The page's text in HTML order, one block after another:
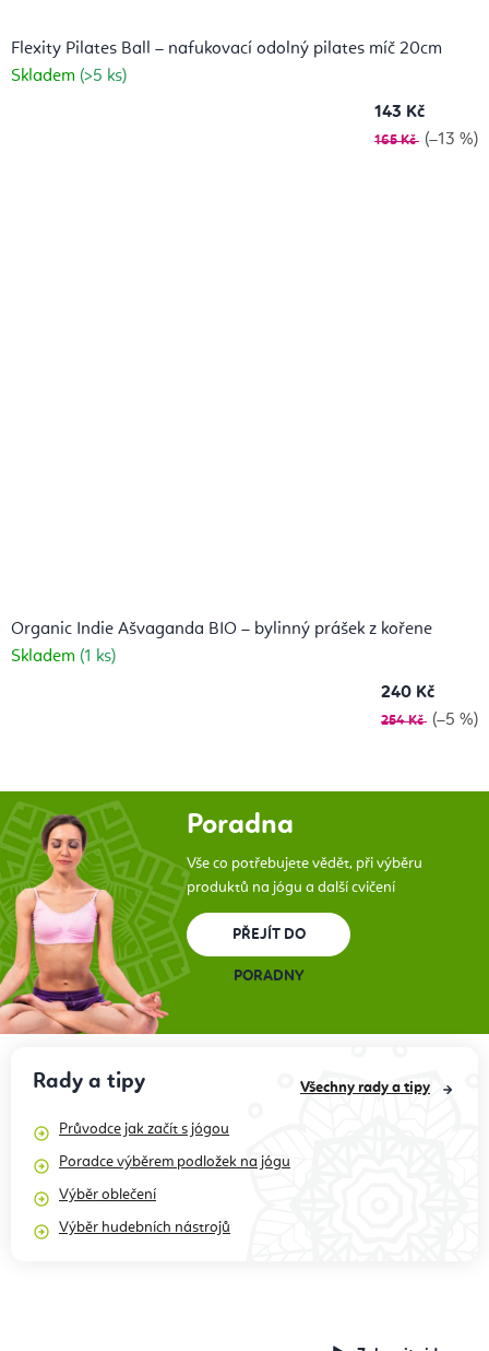
Flexity Pilates Ball – nafukovací odolný pilates míč 20cm
Skladem (>5 ks)
143 Kč
165 Kč (–13 %)
Organic Indie Ašvaganda BIO – bylinný prášek z kořene
Skladem (1 ks)
240 Kč
254 Kč (–5 %)
Poradna
Vše co potřebujete vědět, při výběru
produktů na jógu a další cvičení
PŘEJÍT DO
PORADNY
Rady a tipy
Průvodce jak začít s jógou
Poradce výběrem podložek na jógu
Výběr oblečení
Výběr hudebních nástrojů
Všechny rady a tipy